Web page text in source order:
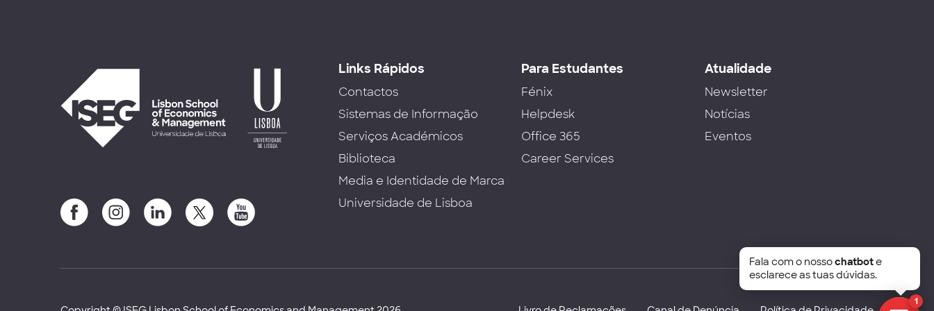
Links Rápidos
Contactos
Sistemas de Informação
Serviços Académicos
Biblioteca
Media e Identidade de Marca
Universidade de Lisboa
Para Estudantes
Fénix
Helpdesk
Office 365
Career Services
Atualidade
Newsletter
Notícias
Eventos
1
Fala com o nossochatbote
esclarece as tuas dúvidas.